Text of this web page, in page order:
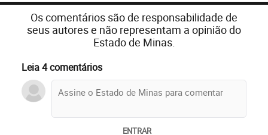
Os comentários são de responsabilidade de
seus autores e não representam a opinião do
Estado de Minas.
Leia 4 comentários
ENTRAR